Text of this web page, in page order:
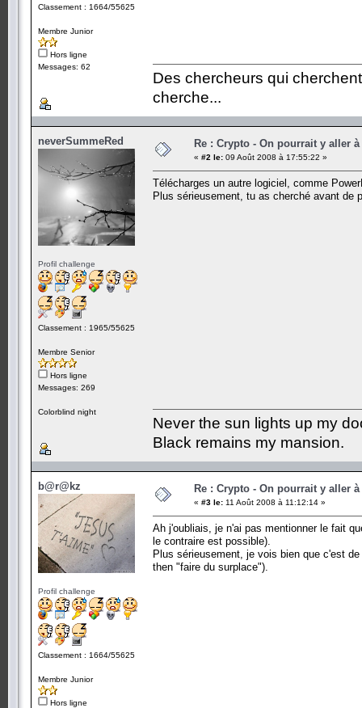
Classement : 1664/55625
Membre Junior
Hors ligne
Messages: 62
Des chercheurs qui
cherche...
neverSummeRed
Profil challenge
Classement : 1965/55625
Membre Senior
Hors ligne
Messages: 269
Colorblind night
Re : Crypto - On pourrait y aller
« #2 le: 09 Août 2008 à 17:55:22 »
Télécharges un autre logiciel, comme
Plus sérieusement, tu as cherché avant de
Never the sun lights up my
Black remains my mansion.
b@r@kz
Profil challenge
Classement : 1664/55625
Membre Junior
Hors ligne
Re : Crypto - On pourrait y aller
« #3 le: 11 Août 2008 à 11:12:14 »
Ah j'oubliais, je n'ai pas mentionner le fait
le contraire est possible).
Plus sérieusement, je vois bien que c'est
then "faire du surplace").